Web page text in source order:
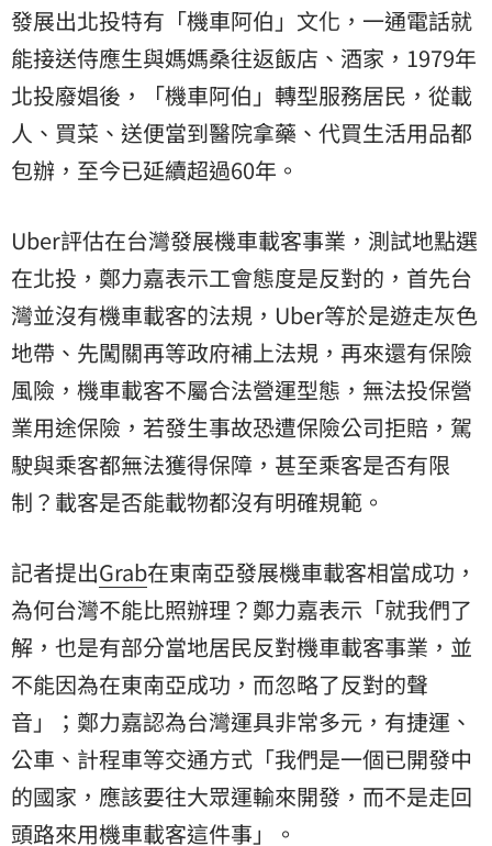
發展出北投特有「機車阿伯」文化，一通電話就
能接送侍應生與媽媽桑往返飯店、酒家，1979年
北投廢娼後，「機車阿伯」轉型服務居民，從載
人、買菜、送便當到醫院拿藥、代買生活用品都
包辦，至今已延續超過60年。
Uber評估在台灣發展機車載客事業，測試地點選
在北投，鄭力嘉表示工會態度是反對的，首先台
灣並沒有機車載客的法規，Uber等於是遊走灰色
地帶、先闖關再等政府補上法規，再來還有保險
風險，機車載客不屬合法營運型態，無法投保營
業用途保險，若發生事故恐遭保險公司拒賠，駕
駛與乘客都無法獲得保障，甚至乘客是否有限
制？載客是否能載物都沒有明確規範。
記者提出Grab在東南亞發展機車載客相當成功，
為何台灣不能比照辦理？鄭力嘉表示「就我們了
解，也是有部分當地居民反對機車載客事業，並
不能因為在東南亞成功，而忽略了反對的聲
音」；鄭力嘉認為台灣運具非常多元，有捷運、
公車、計程車等交通方式「我們是一個已開發中
的國家，應該要往大眾運輸來開發，而不是走回
頭路來用機車載客這件事」。